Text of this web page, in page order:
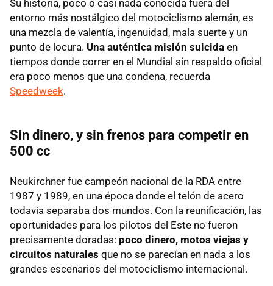
Su historia, poco o casi nada conocida fuera del
entorno más nostálgico del motociclismo alemán, es
una mezcla de valentía, ingenuidad, mala suerte y un
punto de locura. Una auténtica misión suicida en
tiempos donde correr en el Mundial sin respaldo oficial
era poco menos que una condena, recuerda
Speedweek.
Sin dinero, y sin frenos para competir en
500 cc
Neukirchner fue campeón nacional de la RDA entre
1987 y 1989, en una época donde el telón de acero
todavía separaba dos mundos. Con la reunificación, las
oportunidades para los pilotos del Este no fueron
precisamente doradas: poco dinero, motos viejas y
circuitos naturales que no se parecían en nada a los
grandes escenarios del motociclismo internacional.